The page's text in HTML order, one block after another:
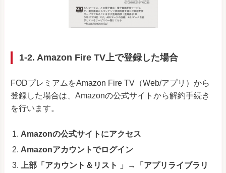
1-2. Amazon Fire TV上で登録した場合
FODプレミアムをAmazon Fire TV（Web/アプリ）から
登録した場合は、Amazonの公式サイトから解約手続き
を行います。
Amazonの公式サイトにアクセス
Amazonアカウントでログイン
上部「アカウント＆リスト 」→「アプリライブラリ